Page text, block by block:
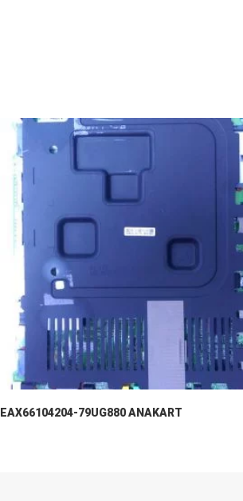
EAX66104204-79UG880 ANAKART